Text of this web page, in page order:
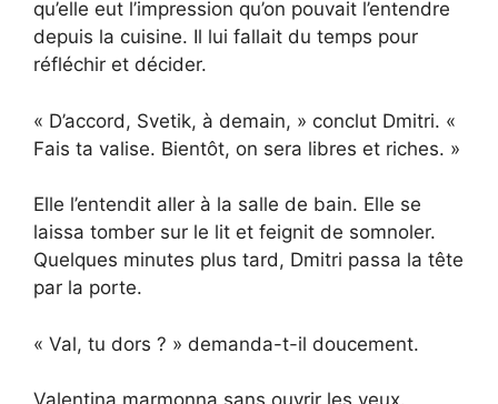
qu’elle eut l’impression qu’on pouvait l’entendre
depuis la cuisine. Il lui fallait du temps pour
réfléchir et décider.
« D’accord, Svetik, à demain, » conclut Dmitri. «
Fais ta valise. Bientôt, on sera libres et riches. »
Elle l’entendit aller à la salle de bain. Elle se
laissa tomber sur le lit et feignit de somnoler.
Quelques minutes plus tard, Dmitri passa la tête
par la porte.
« Val, tu dors ? » demanda-t-il doucement.